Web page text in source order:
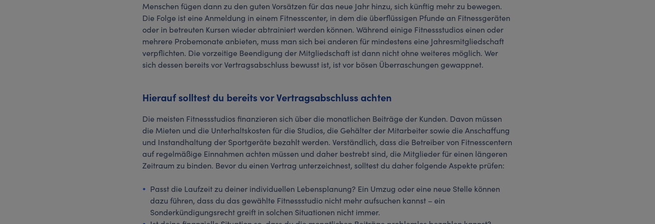
Menschen fügen dann zu den guten Vorsätzen für das neue Jahr hinzu, sich künftig mehr zu bewegen.
Die Folge ist eine Anmeldung in einem Fitnesscenter, in dem die überflüssigen Pfunde an Fitnessgeräten
oder in betreuten Kursen wieder abtrainiert werden können. Während einige Fitnessstudios einen oder
mehrere Probemonate anbieten, muss man sich bei anderen für mindestens eine Jahresmitgliedschaft
verpflichten. Die vorzeitige Beendigung der Mitgliedschaft ist dann nicht ohne weiteres möglich. Wer
sich dessen bereits vor Vertragsabschluss bewusst ist, ist vor bösen Überraschungen gewappnet.
Hierauf solltest du bereits vor Vertragsabschluss achten
Die meisten Fitnessstudios finanzieren sich über die monatlichen Beiträge der Kunden. Davon müssen
die Mieten und die Unterhaltskosten für die Studios, die Gehälter der Mitarbeiter sowie die Anschaffung
und Instandhaltung der Sportgeräte bezahlt werden. Verständlich, dass die Betreiber von Fitnesscentern
auf regelmäßige Einnahmen achten müssen und daher bestrebt sind, die Mitglieder für einen längeren
Zeitraum zu binden. Bevor du einen Vertrag unterzeichnest, solltest du daher folgende Aspekte prüfen:
Passt die Laufzeit zu deiner individuellen Lebensplanung? Ein Umzug oder eine neue Stelle können
dazu führen, dass du das gewählte Fitnessstudio nicht mehr aufsuchen kannst – ein
Sonderkündigungsrecht greift in solchen Situationen nicht immer.